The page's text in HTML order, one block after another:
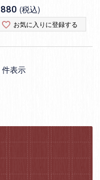
880 税込
お気に入りに登録する
件表示